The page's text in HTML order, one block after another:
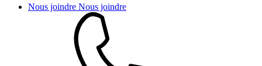
Nous joindre Nous joindre